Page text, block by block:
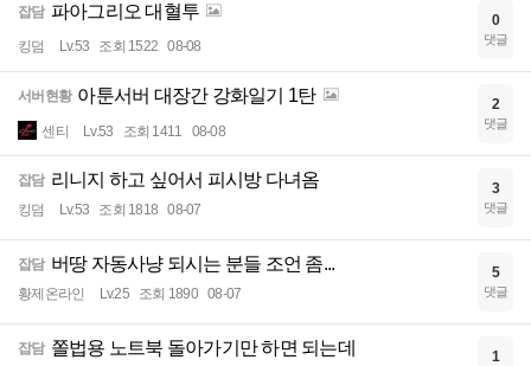
잡담 파아그리오 대혈투
킹덤 Lv.53 조회 1522 08-08
0
댓글
서버현황 아툰서버 대장간 강화일기 1탄
센티 Lv.53 조회 1411 08-08
2
댓글
잡담 리니지 하고 싶어서 피시방 다녀옴
킹덤 Lv.53 조회 1818 08-07
3
댓글
잡담 버땅 자동사냥 되시는 분들 조언 좀...
황제온라인 Lv.25 조회 1890 08-07
5
댓글
잡담 쫄법용 노트북 돌아가기만 하면 되는데 1